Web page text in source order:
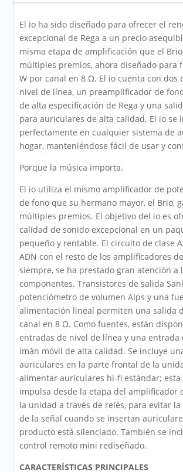
El io ha sido diseñado para ofrecer el
excepcional de Rega a un precio
misma etapa de amplificación que el
múltiples premios, ahora diseñado para
W por canal en 8 Ω. El io cuenta con dos
nivel de línea, un preamplificador de
de alta especificación de Rega y una
para auriculares de alta calidad. El io se
perfectamente en cualquier sistema de
hogar, manteniéndose fácil de usar y
Porque la música importa.
El io utiliza el mismo amplificador de
de fono que su hermano mayor, el Brio,
múltiples premios. El objetivo del io es
calidad de sonido excepcional en un
pequeño y rentable. El circuito de clase
ADN con el resto de los amplificadores
siempre, se ha prestado gran atención a
componentes. Transistores de salida
potenciómetro de volumen Alps y una
alimentación lineal permiten una salida
canal en 8 Ω. Como fuentes, están
entradas de nivel de línea y una entrada
imán móvil de alta calidad. Se incluye
auriculares en la parte frontal de la
alimentar auriculares hi-fi estándar; esta
impulsa desde la etapa del amplificador
la unidad a través de relés, para evitar
de la señal cuando se insertan
producto está silenciado. También se
control remoto mini rediseñado.
CARACTERÍSTICAS PRINCIPALES